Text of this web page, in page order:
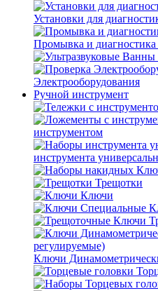
Установки для
Промывка и
Электрооборудования
Ручной инструмент
инструментом
инструмента
Трещотки
Ключи
Ключи